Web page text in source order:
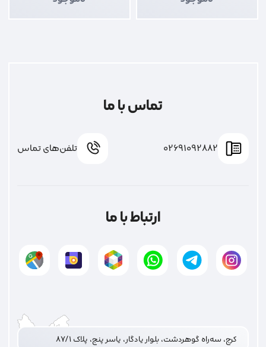
تماس با ما
02691092882 تلفن‌های تماس
ارتباط با ما
کرج، سه‌راه گوهردشت، بلوار یادگار، یاسر پنج، پلاک ۸۷/۱